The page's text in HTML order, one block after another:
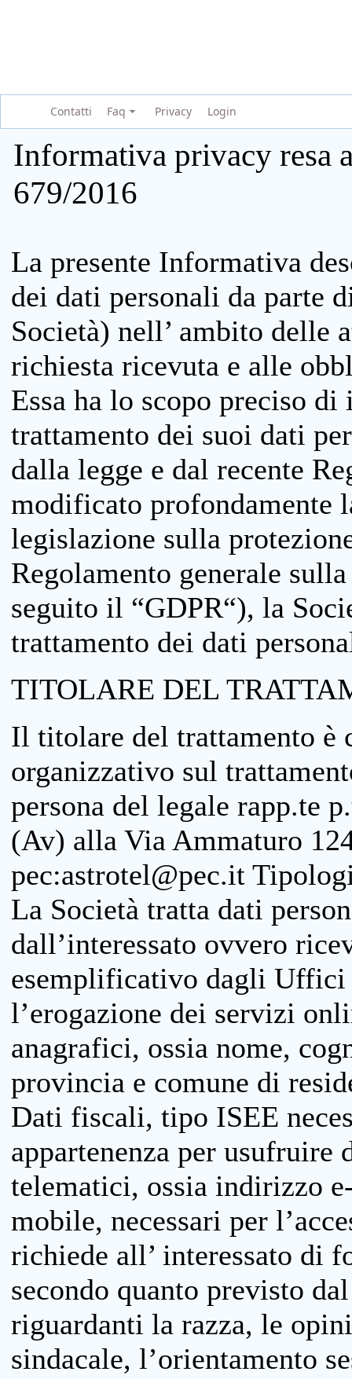
Contatti Faq Privacy Login
Informativa privacy resa
679/2016
La presente Informativa
dei dati personali da parte
Società) nell’ ambito delle
richiesta ricevuta e alle
Essa ha lo scopo preciso
trattamento dei suoi dati
dalla legge e dal recente
modificato profondamente
legislazione sulla
Regolamento generale
seguito il “GDPR“), la
trattamento dei dati
TITOLARE DEL
Il titolare del trattamento è
organizzativo sul
persona del legale rapp.te
(Av) alla Via Ammaturo
pec:astrotel@pec.it
La Società tratta dati
dall’interessato ovvero
esemplificativo dagli
l’erogazione dei servizi
anagrafici, ossia nome,
provincia e comune di
Dati fiscali, tipo ISEE
appartenenza per
telematici, ossia indirizzo
mobile, necessari per
richiede all’ interessato di
secondo quanto previsto
riguardanti la razza, le
sindacale, l’orientamento